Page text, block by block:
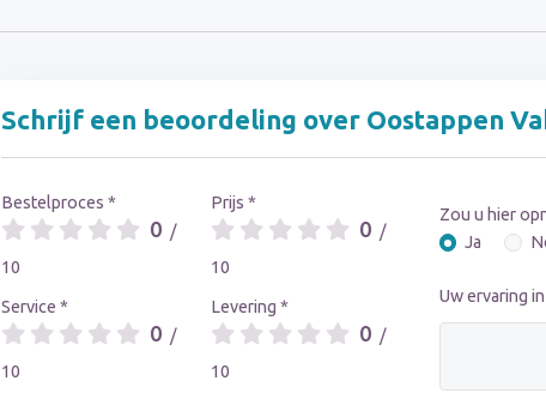
Schrijf een beoordeling over Oostappen
Bestelproces *
0 /
10
Service *
0 /
10
Prijs *
0 /
10
Levering *
0 /
10
Zou u hier
Ja
Uw ervaring